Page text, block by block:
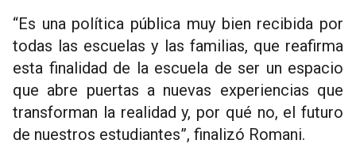
“Es una política pública muy bien recibida por
todas las escuelas y las familias, que reafirma
esta finalidad de la escuela de ser un espacio
que abre puertas a nuevas experiencias que
transforman la realidad y, por qué no, el futuro
de nuestros estudiantes”, finalizó Romani.